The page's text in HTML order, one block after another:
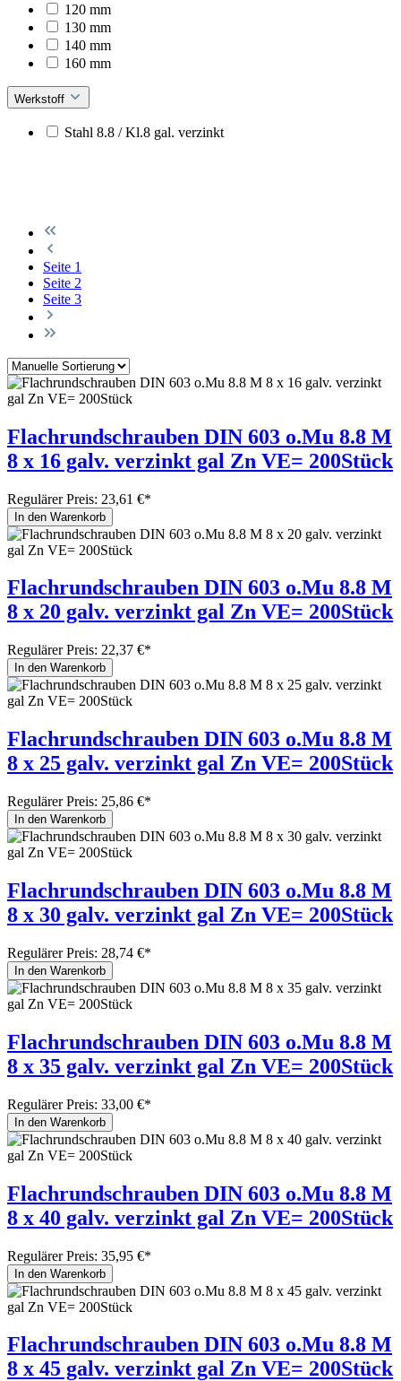
120 mm
130 mm
140 mm
160 mm
Werkstoff
Stahl 8.8 / Kl.8 gal. verzinkt
Seite 1
Seite 2
Seite 3
Flachrundschrauben DIN 603 o.Mu 8.8 M
8 x 16 galv. verzinkt gal Zn VE= 200Stück
Regulärer Preis: 23,61 €*
In den Warenkorb
Flachrundschrauben DIN 603 o.Mu 8.8 M
8 x 20 galv. verzinkt gal Zn VE= 200Stück
Regulärer Preis: 22,37 €*
In den Warenkorb
Flachrundschrauben DIN 603 o.Mu 8.8 M
8 x 25 galv. verzinkt gal Zn VE= 200Stück
Regulärer Preis: 25,86 €*
In den Warenkorb
Flachrundschrauben DIN 603 o.Mu 8.8 M
8 x 30 galv. verzinkt gal Zn VE= 200Stück
Regulärer Preis: 28,74 €*
In den Warenkorb
Flachrundschrauben DIN 603 o.Mu 8.8 M
8 x 35 galv. verzinkt gal Zn VE= 200Stück
Regulärer Preis: 33,00 €*
In den Warenkorb
Flachrundschrauben DIN 603 o.Mu 8.8 M
8 x 40 galv. verzinkt gal Zn VE= 200Stück
Regulärer Preis: 35,95 €*
In den Warenkorb
Flachrundschrauben DIN 603 o.Mu 8.8 M
8 x 45 galv. verzinkt gal Zn VE= 200Stück